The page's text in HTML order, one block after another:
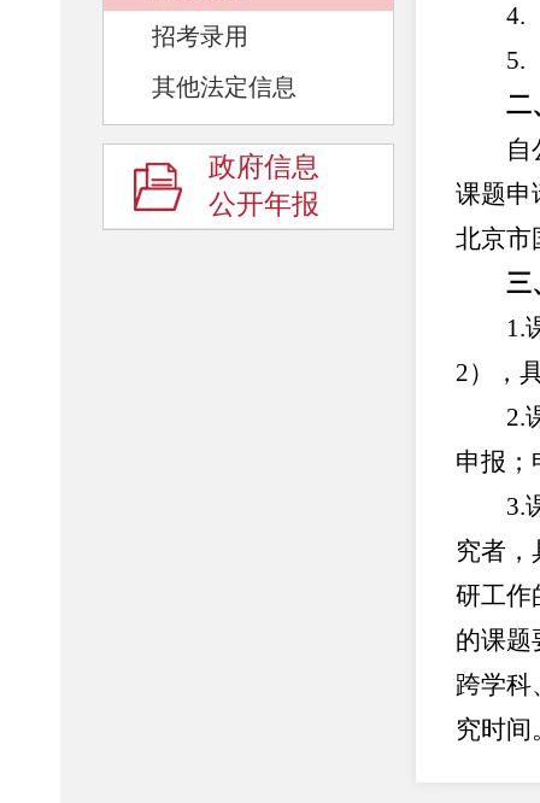
招考录用
其他法定信息
政府信息
公开年报
4.《
5.《
二
自公
课题申
北京市
三
1.课
2），
2.课
申报；
3.课
究者，
研工作
的课题
跨学科
究时间